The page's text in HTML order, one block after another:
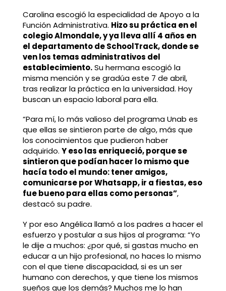
Carolina escogió la especialidad de Apoyo a la
Función Administrativa. Hizo su práctica en el
colegio Almondale, y ya lleva allí 4 años en
el departamento de SchoolTrack, donde se
ven los temas administrativos del
establecimiento.Su hermana escogió la
misma mención y se gradúa este 7 de abril,
tras realizar la práctica en la universidad. Hoy
buscan un espacio laboral para ella.
“Para mí, lo más valioso del programa Unab es
que ellas se sintieron parte de algo, más que
los conocimientos que pudieron haber
adquirido. Y eso las enriqueció, porque se
sintieron que podían hacer lo mismo que
hacía todo el mundo: tener amigos,
comunicarse por Whatsapp, ir a fiestas, eso
fue bueno para ellas como personas”,
destacó su padre.
Y por eso Angélica llamó a los padres a hacer el
esfuerzo y postular a sus hijos al programa: “Yo
le dije a muchos: ¿por qué, si gastas mucho en
educar a un hijo profesional, no haces lo mismo
con el que tiene discapacidad, si es un ser
humano con derechos, y que tiene los mismos
sueños que los demás? Muchos me lo han